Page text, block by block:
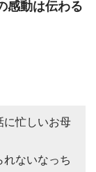
感動は伝わる
に忙しいお母
れないなっち